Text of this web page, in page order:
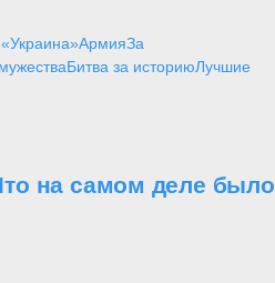
АрмияЗа
Битва за историюЛучшие
на самом деле было